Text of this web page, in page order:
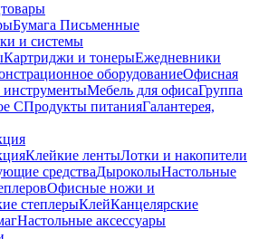
Бумага Письменные
и системы
Картриджи и тонерыЕжедневники
оборудованиеОфисная
Мебель для офисаГруппа
СПродукты питанияГалантерея,
Клейкие лентыЛотки и накопители
средстваДыроколыНастольные
Офисные ножи и
степлерыКлейКанцелярские
Настольные аксессуары